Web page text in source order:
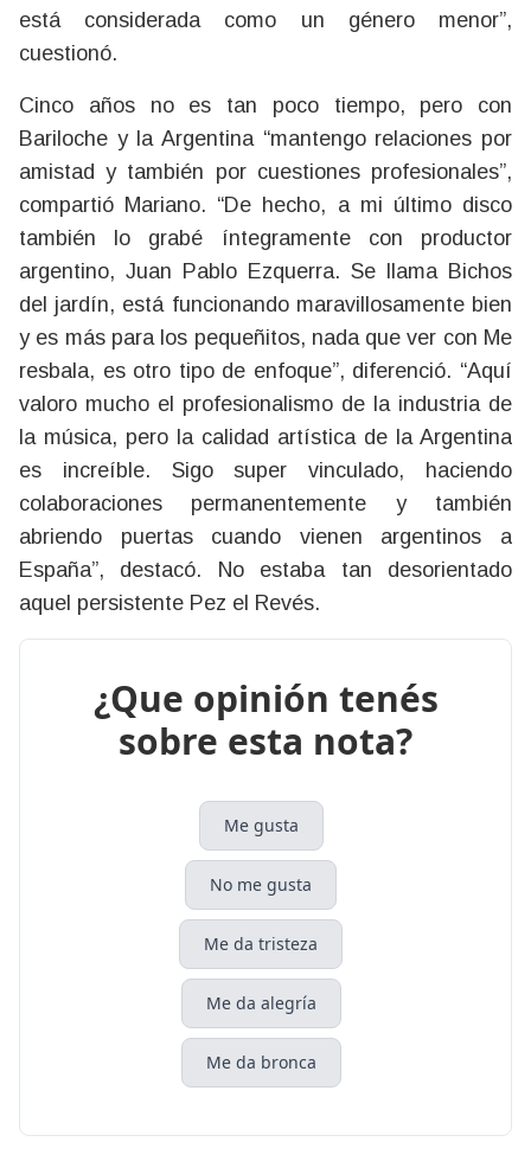
está considerada como un género menor”,
cuestionó.
Cinco años no es tan poco tiempo, pero con
Bariloche y la Argentina “mantengo relaciones por
amistad y también por cuestiones profesionales”,
compartió Mariano. “De hecho, a mi último disco
también lo grabé íntegramente con productor
argentino, Juan Pablo Ezquerra. Se llama Bichos
del jardín, está funcionando maravillosamente bien
y es más para los pequeñitos, nada que ver con Me
resbala, es otro tipo de enfoque”, diferenció. “Aquí
valoro mucho el profesionalismo de la industria de
la música, pero la calidad artística de la Argentina
es increíble. Sigo super vinculado, haciendo
colaboraciones permanentemente y también
abriendo puertas cuando vienen argentinos a
España”, destacó. No estaba tan desorientado
aquel persistente Pez el Revés.
¿Que opinión tenés
sobre esta nota?
Me gusta
No me gusta
Me da tristeza
Me da alegría
Me da bronca